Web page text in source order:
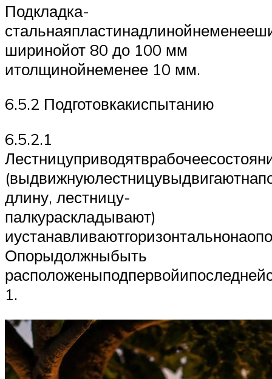
Подкладка-
ширинойот 80 до 100 мм
итолщинойнеменее 10 мм.
6.5.2 Подготовкакиспытанию
6.5.2.1
длину, лестницу-
палкураскладывают)
Опорыдолжныбыть
1.